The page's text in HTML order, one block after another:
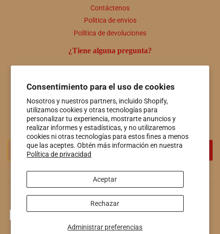
Consentimiento para el uso de cookies
Nosotros y nuestros partners, incluido Shopify,
utilizamos cookies y otras tecnologías para
personalizar tu experiencia, mostrarte anuncios y
realizar informes y estadísticas, y no utilizaremos
cookies ni otras tecnologías para estos fines a menos
que las aceptes. Obtén más información en nuestra
Política de privacidad
Administrar preferencias
Aceptar
Rechazar
Contáctenos
Politica de envios
Política de devoluciones
¿Tiene alguna pregunta?
Boletin informativo
Promociones, nuevos productos y ventas. Directamente a tu
bandeja de entrada.
Correo
electrónico
© 2026Hot Springs Fiber Co. Tecnología de Shopify
Métodos
de